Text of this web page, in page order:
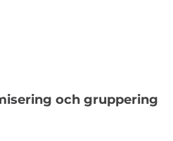
och gruppering